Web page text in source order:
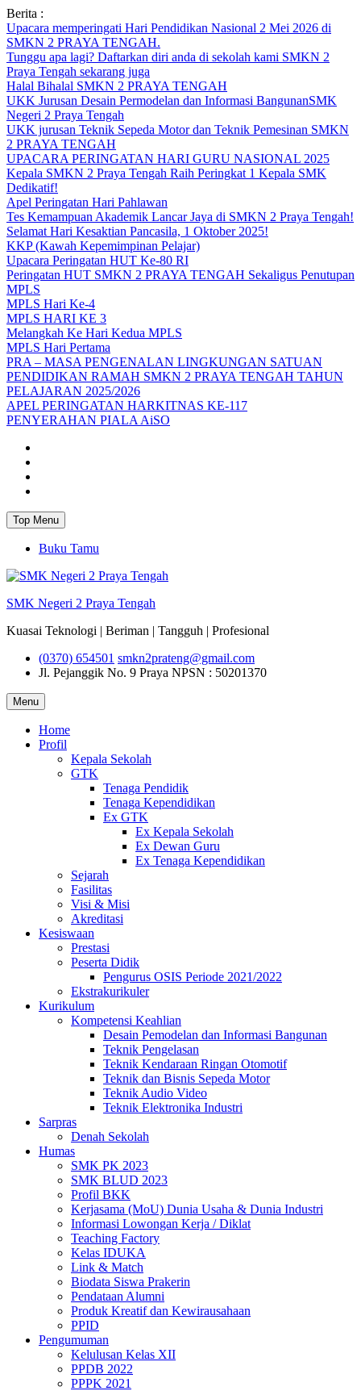
Skip
to
content
Berita :
Upacara memperingati Hari Pendidikan Nasional 2 Mei 2026 di
SMKN 2 PRAYA TENGAH.
Tunggu apa lagi? Daftarkan diri anda di sekolah kami SMKN 2
Praya Tengah sekarang juga
Halal Bihalal SMKN 2 PRAYA TENGAH
UKK Jurusan Desain Permodelan dan Informasi BangunanSMK
Negeri 2 Praya Tengah
UKK jurusan Teknik Sepeda Motor dan Teknik Pemesinan SMKN
2 PRAYA TENGAH
UPACARA PERINGATAN HARI GURU NASIONAL 2025
Kepala SMKN 2 Praya Tengah Raih Peringkat 1 Kepala SMK
Dedikatif!
Apel Peringatan Hari Pahlawan
Tes Kemampuan Akademik Lancar Jaya di SMKN 2 Praya Tengah!
Selamat Hari Kesaktian Pancasila, 1 Oktober 2025!
KKP (Kawah Kepemimpinan Pelajar)
Upacara Peringatan HUT Ke-80 RI
Peringatan HUT SMKN 2 PRAYA TENGAH Sekaligus Penutupan
MPLS
MPLS Hari Ke-4
MPLS HARI KE 3
Melangkah Ke Hari Kedua MPLS
MPLS Hari Pertama
PRA – MASA PENGENALAN LINGKUNGAN SATUAN
PENDIDIKAN RAMAH SMKN 2 PRAYA TENGAH TAHUN
PELAJARAN 2025/2026
APEL PERINGATAN HARKITNAS KE-117
PENYERAHAN PIALA AiSO
Top Menu
Buku Tamu
SMK Negeri 2 Praya Tengah
Kuasai Teknologi | Beriman | Tangguh | Profesional
(0370) 654501 smkn2prateng@gmail.com
Jl. Pejanggik No. 9 Praya NPSN : 50201370
Menu
Home
Profil
Kepala Sekolah
GTK
Tenaga Pendidik
Tenaga Kependidikan
Ex GTK
Ex Kepala Sekolah
Ex Dewan Guru
Ex Tenaga Kependidikan
Sejarah
Fasilitas
Visi & Misi
Akreditasi
Kesiswaan
Prestasi
Peserta Didik
Pengurus OSIS Periode 2021/2022
Ekstrakurikuler
Kurikulum
Kompetensi Keahlian
Desain Pemodelan dan Informasi Bangunan
Teknik Pengelasan
Teknik Kendaraan Ringan Otomotif
Teknik dan Bisnis Sepeda Motor
Teknik Audio Video
Teknik Elektronika Industri
Sarpras
Denah Sekolah
Humas
SMK PK 2023
SMK BLUD 2023
Profil BKK
Kerjasama (MoU) Dunia Usaha & Dunia Industri
Informasi Lowongan Kerja / Diklat
Teaching Factory
Kelas IDUKA
Link & Match
Biodata Siswa Prakerin
Pendataan Alumni
Produk Kreatif dan Kewirausahaan
PPID
Pengumuman
Kelulusan Kelas XII
PPDB 2022
PPPK 2021